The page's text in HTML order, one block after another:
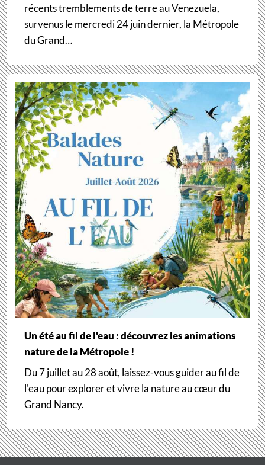
récents tremblements de terre au Venezuela,
survenus le mercredi 24 juin dernier, la Métropole
du Grand…
Un été au fil de l'eau : découvrez les animations
nature de la Métropole !
Du 7 juillet au 28 août, laissez-vous guider au fil de
l'eau pour explorer et vivre la nature au cœur du
Grand Nancy.